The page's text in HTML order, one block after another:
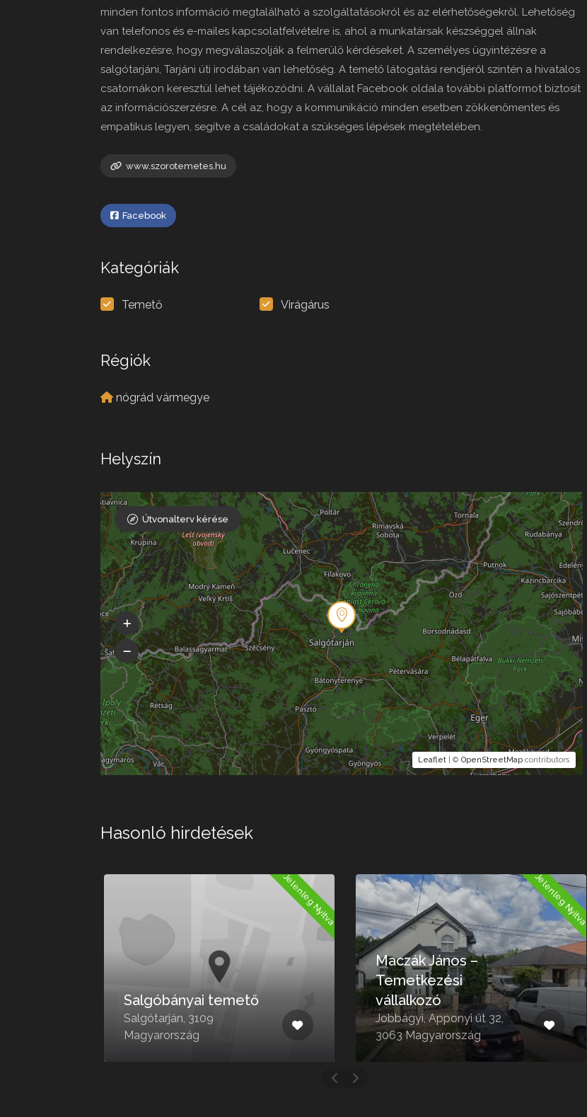
minden fontos információ megtalálható a szolgáltatásokról és az elérhetőségekről. Lehetőség
van telefonos és e-mailes kapcsolatfelvételre is, ahol a munkatársak készséggel állnak
rendelkezésre, hogy megválaszolják a felmerülő kérdéseket. A személyes ügyintézésre a
salgótarjáni, Tarjáni úti irodában van lehetőség. A temető látogatási rendjéről szintén a hivatalos
csatornákon keresztül lehet tájékozódni. A vállalat Facebook oldala további platformot biztosít
az információszerzésre. A cél az, hogy a kommunikáció minden esetben zökkenőmentes és
empatikus legyen, segítve a családokat a szükséges lépések megtételében.
www.szorotemetes.hu
Facebook
Kategóriák
Temető Virágárus
Régiók
nógrád vármegye
Helyszín
Leaflet| © OpenStreetMapcontributors
Útvonalterv kérése
Hasonló hirdetések
Jelenleg Nyitva
Salgóbányai temető
Salgótarján, 3109
Magyarország
Jelenleg Nyitva
Maczák János –
Temetkezési
vállalkozó
Jobbágyi, Apponyi út 32,
3063 Magyarország